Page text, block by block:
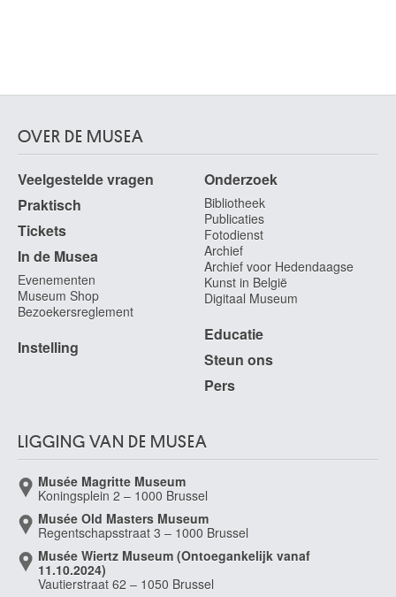
OVER DE MUSEA
Veelgestelde vragen
Praktisch
Tickets
In de Musea
Evenementen
Museum Shop
Bezoekersreglement
Instelling
Onderzoek
Bibliotheek
Publicaties
Fotodienst
Archief
Archief voor Hedendaagse
Kunst in België
Digitaal Museum
Educatie
Steun ons
Pers
LIGGING VAN DE MUSEA
Musée Magritte Museum
Koningsplein 2 – 1000 Brussel
Musée Old Masters Museum
Regentschapsstraat 3 – 1000 Brussel
Musée Wiertz Museum (Ontoegankelijk vanaf
11.10.2024)
Vautierstraat 62 – 1050 Brussel